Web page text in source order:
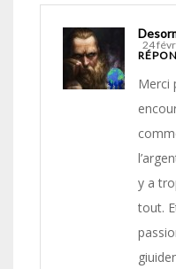
24
Merci
y a
tout.